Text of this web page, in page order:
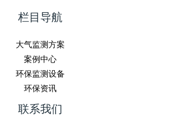
栏目导航
大气监测方案
案例中心
环保监测设备
环保资讯
联系我们